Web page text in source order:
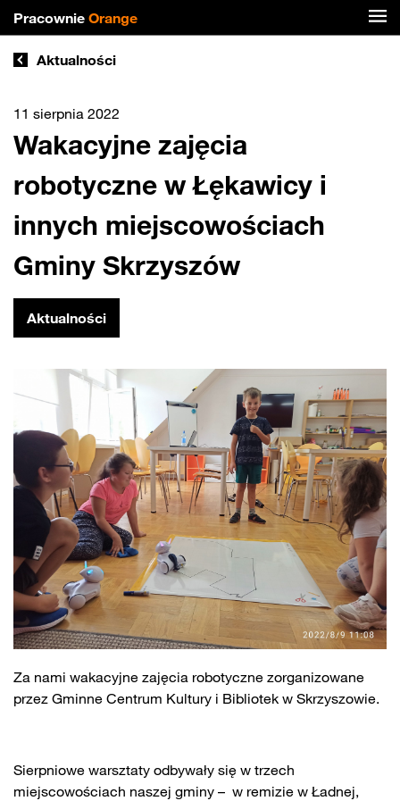
Pracownie Orange
Aktualności
11 sierpnia 2022
Wakacyjne zajęcia
robotyczne w Łękawicy i
innych miejscowościach
Gminy Skrzyszów
Aktualności
Za nami wakacyjne zajęcia robotyczne zorganizowane
przez Gminne Centrum Kultury i Bibliotek w Skrzyszowie.
Sierpniowe warsztaty odbywały się w trzech
miejscowościach naszej gminy – w remizie w Ładnej,